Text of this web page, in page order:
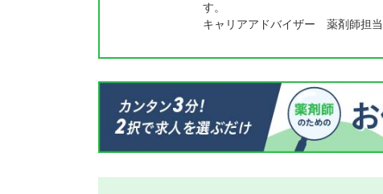
す。
キャリアアドバイザー 薬剤師担当